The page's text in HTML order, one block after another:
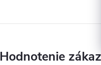
Hodnotenie